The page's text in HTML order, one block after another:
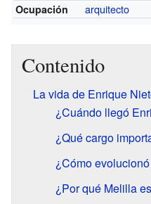
Ocupación
arquitecto
Contenido
La vida de Enrique
¿Cuándo llegó
¿Qué cargo
¿Cómo
¿Por qué Melilla